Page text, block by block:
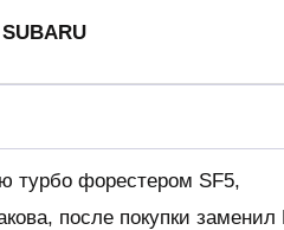
турбо форестером SF5,
после покупки